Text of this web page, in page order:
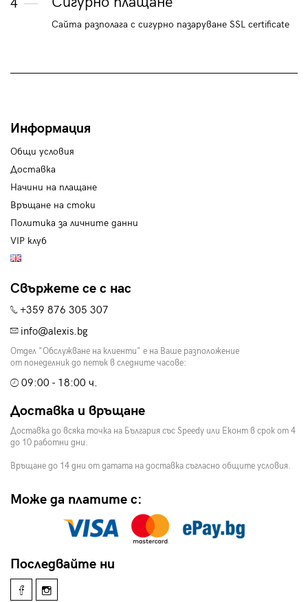
4
Сайта разполага с сигурно пазаруване SSL certificate
Информация
Общи условия
Доставка
Начини на плащане
Връщане на стоки
Политика за личните данни
VIP клуб
Свържете се с нас
+359 876 305 307
info@alexis.bg
Отдел "Обслужване на клиенти" е на Ваше разположение
от понеделник до петък в следните часове:
09:00 - 18:00 ч.
Доставка и връщане
Доставка до всяка точка на България със Speedy или Еконт в срок от 4
до 10 работни дни.
Връщане до 14 дни от датата на доставка съгласно общите условия.
Може да платите с:
Последвайте ни